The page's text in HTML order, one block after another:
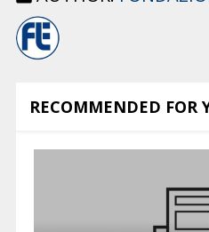
RECOMMENDED FOR